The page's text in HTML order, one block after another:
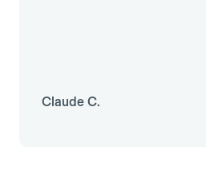
Claude C.